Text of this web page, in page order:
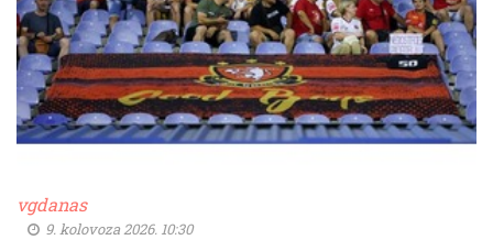
vgdanas
9. kolovoza 2026. 10:30